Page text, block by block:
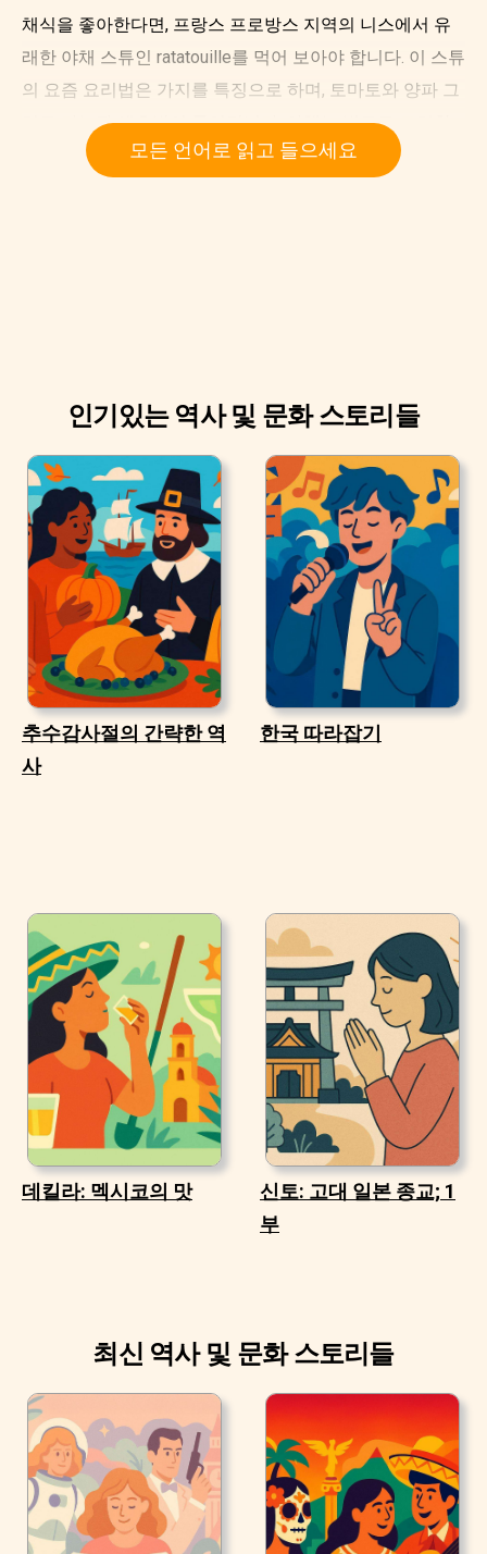
채식을 좋아한다면, 프랑스 프로방스 지역의 니스에서 유
래한 야채 스튜인 ratatouille를 먹어 보아야 합니다. 이 스튜
의 요즘 요리법은 가지를 특징으로 하며, 토마토와 양파 그
리고 마늘과 애호박이 들어갑니다. 야채는 별도로 조리한
다음, 전형적인 크림 농도가 될 때까지 섞어 줍니다. 메인
모든 언어로 읽고 들으세요
인기있는 역사 및 문화 스토리들
추수감사절의 간략한 역
사
한국 따라잡기
데킬라: 멕시코의 맛
신토: 고대 일본 종교; 1
부
최신 역사 및 문화 스토리들